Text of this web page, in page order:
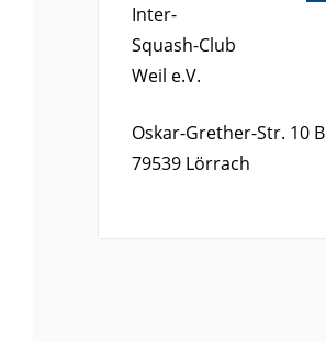
Inter-
Squash-Club
Weil e.V.
Oskar-Grether-Str. 10 B
79539 Lörrach